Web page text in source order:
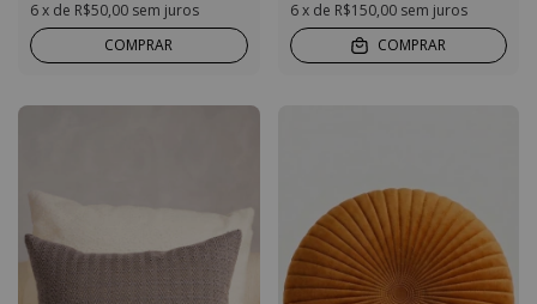
6x de R$50,00 sem juros
COMPRAR
6 x de R$150,00 sem juros
COMPRAR